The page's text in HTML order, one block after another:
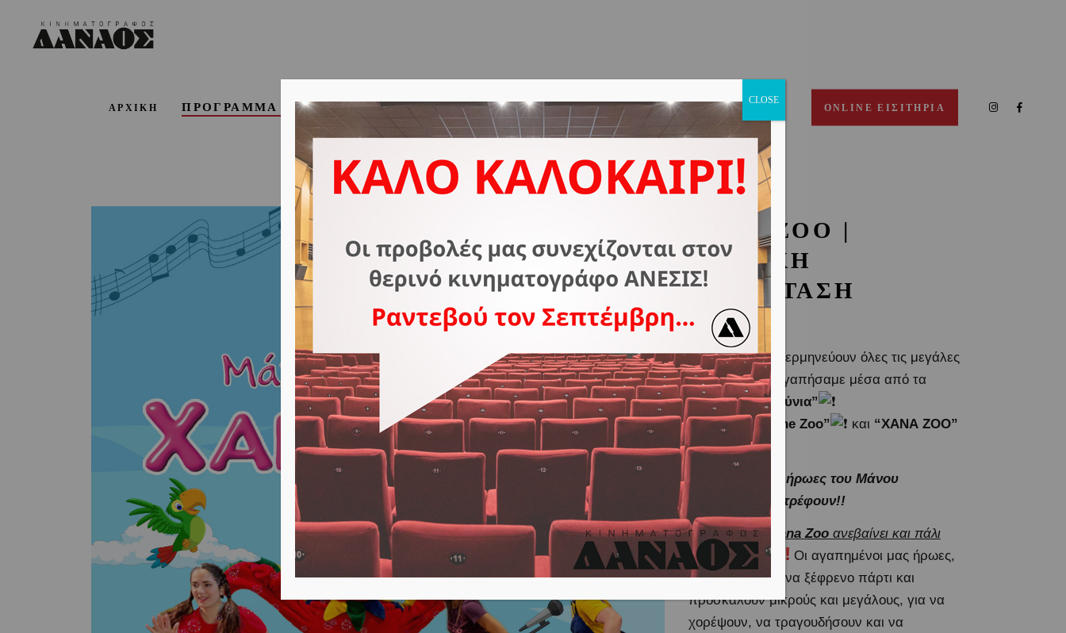
ΑΡΧΙΚΗ ΠΡΟΓΡΑΜΜΑ ΕΒΔΟΜΑΔΟΣ ΣΧΕΤΙΚΑ ΜΕ ΕΜΑΣ ΣΥΧΝΕΣ ΕΡΩΤΗΣΕΙΣ ΕΠΙΚΟΙΝΩΝΙΑ ONLINE ΕΙΣΙΤΗΡΙΑ
XANA ZOO |
ΠΑΙΔΙΚΗ
ΠΑΡΑΣΤΑΣΗ
ΟιXana Zoo
ερμηνεύουν όλες τις μεγάλες
επιτυχίες που αγαπήσαμε μέσα από τα
projects“Ζουζούνια”
,“Mazoo and the Zoo” και “XANA ZOO”
Οι αγαπημένοι ήρωες του Μάνου
Βαφειάδη επιστρέφουν!!
Η παρέα των Xana Zooανεβαίνει και πάλι
στην σκηνή.
Οι αγαπημένοι μας ήρωες,
διοργανώνουν ένα ξέφρενο πάρτι και
προσκαλούν μικρούς και μεγάλους, για να
χορέψουν, να τραγουδήσουν και να
CLOSE